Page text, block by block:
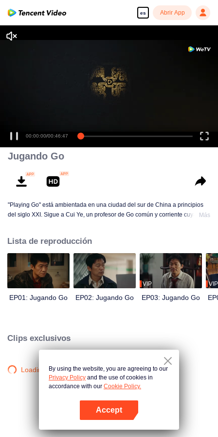
es Abrir App
00:00:00/00:46:47
Jugando Go
"Playing Go" está ambientada en una ciudad del sur de China a principios
del siglo XXI. Sigue a Cui Ye, un profesor de Go común y corriente cuya vida
hermano oficial de policía, Cui Wei, lo persigue implacablemente. La historia
pinta una apasionante historia de dos hermanos en lados opuestos de la
ley.
Más
Lista de reproducción
EP01: Jugando Go EP02: Jugando Go
VIP
EP03: Jugando Go
VIP
Clips exclusivos
Loading…By using the website, you are agreeing to our
Privacy Policy and the use of cookies in
accordance with our Cookie Policy.
Accept